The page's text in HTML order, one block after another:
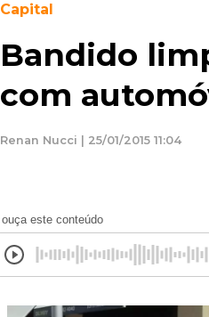
Capital
Bandido
com
Renan Nucci | 25/01/2015 11:04
ouça este conteúdo